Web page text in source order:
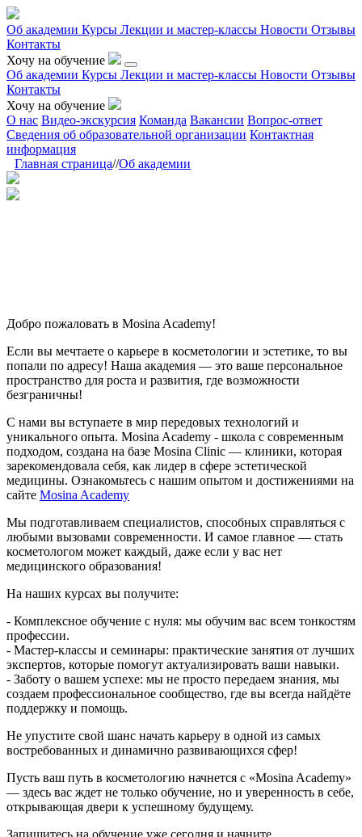
Об академии Курсы Лекции и мастер-классы Новости Отзывы
Контакты
Хочу на обучение
Об академии Курсы Лекции и мастер-классы Новости Отзывы
Контакты
Хочу на обучение
О нас Видео-экскурсия Команда Вакансии Вопрос-ответ
Сведения об образовательной организации Контактная
информация
Главная страница//Об академии
Добро пожаловать в Mosina Academy!
Если вы мечтаете о карьере в косметологии и эстетике, то вы
попали по адресу! Наша академия — это ваше персональное
пространство для роста и развития, где возможности
безграничны!
С нами вы вступаете в мир передовых технологий и
уникального опыта. Mosina Academy - школа с современным
подходом, создана на базе Mosina Clinic — клиники, которая
зарекомендовала себя, как лидер в сфере эстетической
медицины. Ознакомьтесь с нашим опытом и достижениями на
сайте Mosina Academy
Мы подготавливаем специалистов, способных справляться с
любыми вызовами современности. И самое главное — стать
косметологом может каждый, даже если у вас нет
медицинского образования!
На наших курсах вы получите:
- Комплексное обучение с нуля: мы обучим вас всем тонкостям
профессии.
- Мастер-классы и семинары: практические занятия от лучших
экспертов, которые помогут актуализировать ваши навыки.
- Заботу о вашем успехе: мы не просто передаем знания, мы
создаем профессиональное сообщество, где вы всегда найдёте
поддержку и помощь.
Не упустите свой шанс начать карьеру в одной из самых
востребованных и динамично развивающихся сфер!
Пусть ваш путь в косметологию начнется с «Mosina Academy»
— здесь вас ждет не только обучение, но и уверенность в себе,
открывающая двери к успешному будущему.
Запишитесь на обучение уже сегодня и начните